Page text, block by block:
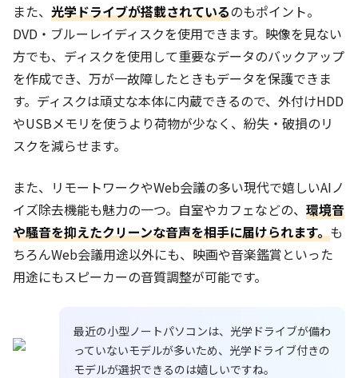
また、 光学ドライブが搭載されているのもポイント。
DVD・ブルーレイディスクを使用できます。映像を見ない
方でも、ディスクを使用して重要なデータのバックアップ
を作成でき、万が一故障したときもデータを保護できま
す。ディスクは頑丈な本体に内蔵できるので、外付けHDD
やUSBメモリを使うより荷物が少なく、紛失・破損のリ
スクを減らせます。
また、リモートワークやWeb会議の多い現代で嬉しいAIノ
イズ除去機能も魅力の一つ。自室やカフェなどの、 環境音
や騒音を抑えたクリーンな音声を相手に届けられます。も
ちろんWeb会議用途以外にも、映画や音楽鑑賞といった
用途にもスピーカーの音質調整が可能です。
最近の小型ノートパソコンは、光学ドライブが備わ
っていないモデルが多いため、光学ドライブ付きの
モデルが選択できるのは嬉しいですね。